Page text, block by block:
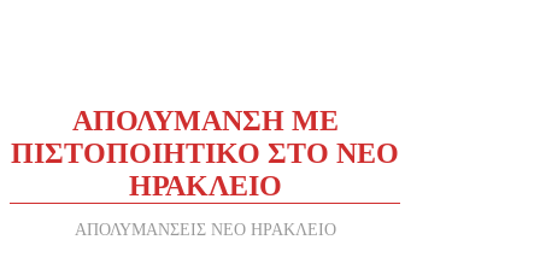
ΑΠΟΛΥΜΑΝΣΗ ΜΕ
ΠΙΣΤΟΠΟΙΗΤΙΚΟ ΣΤΟ ΝΕΟ
ΗΡΑΚΛΕΙΟ
ΑΠΟΛΥΜΑΝΣΕΙΣ ΝΕΟ ΗΡΑΚΛΕΙΟ